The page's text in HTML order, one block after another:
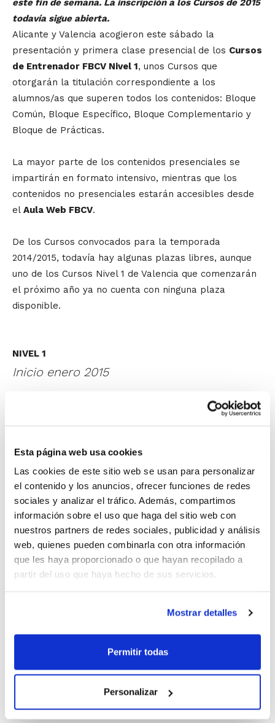
Esta página web usa cookies
Las cookies de este sitio web se usan para personalizar
el contenido y los anuncios, ofrecer funciones de redes
sociales y analizar el tráfico. Además, compartimos
información sobre el uso que haga del sitio web con
nuestros partners de redes sociales, publicidad y análisis
web, quienes pueden combinarla con otra información
que les haya proporcionado o que hayan recopilado a
partir del uso que haya hecho de sus servicios.
Mostrar detalles
Permitir todas
Personalizar
este fin de semana. La inscripción a los Cursos de 2015
todavía sigue abierta.
Alicante y Valencia acogieron este sábado la
presentación y primera clase presencial de los Cursos
de Entrenador FBCV Nivel 1, unos Cursos que
otorgarán la titulación correspondiente a los
alumnos/as que superen todos los contenidos: Bloque
Común, Bloque Específico, Bloque Complementario y
Bloque de Prácticas.
La mayor parte de los contenidos presenciales se
impartirán en formato intensivo, mientras que los
contenidos no presenciales estarán accesibles desde
el Aula Web FBCV.
De los Cursos convocados para la temporada
2014/2015, todavía hay algunas plazas libres, aunque
uno de los Cursos Nivel 1 de Valencia que comenzarán
el próximo año ya no cuenta con ninguna plaza
disponible.
NIVEL 1
Inicio enero 2015
XXV Curso de Entrenador FBCV –
COMPLETO
XXVI Curso de Entrenador FBCV –
Alicante (clase martes y jueves)
XXVII Curso de Entrenador FBCV –
Castellón (clase sábado)
XXVIII Curso de Entrenador FBCV –
NIVEL 2
Inicio marzo 2015. Formato intensivo
IX Curso de Entrenador FBCV – Valencia